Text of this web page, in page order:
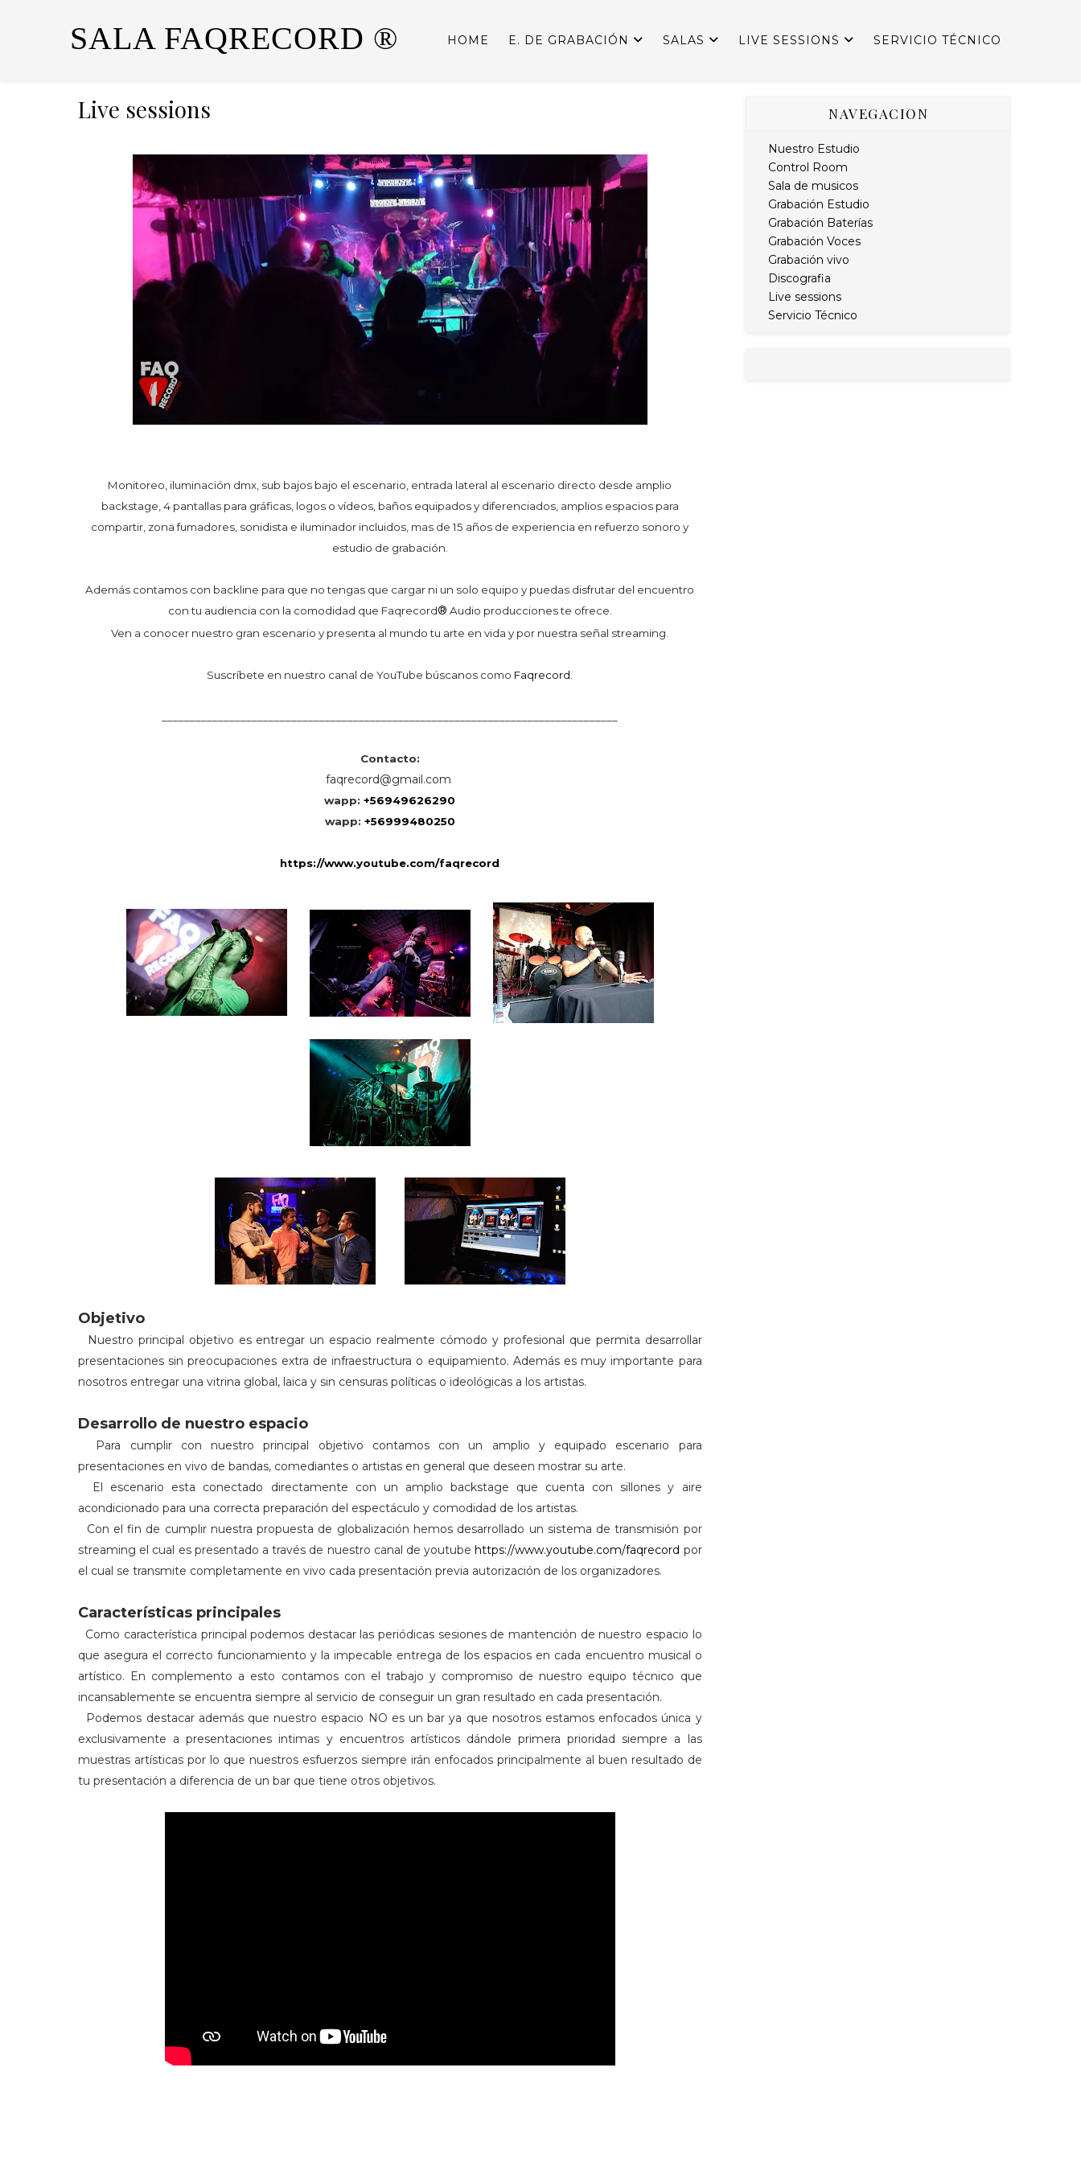
SALA FAQRECORD ® HOME E. DE GRABACIÓN SALAS LIVE SESSIONS SERVICIO TÉCNICO
Live sessions
Monitoreo, iluminación dmx, sub bajos bajo el escenario, entrada lateral al escenario directo desde amplio
backstage, 4 pantallas para gráficas, logos o vídeos, baños equipados y diferenciados, amplios espacios para
compartir, zona fumadores, sonidista e iluminador incluidos, mas de 15 años de experiencia en refuerzo sonoro y
estudio de grabación.
Además contamos con backline para que no tengas que cargar ni un solo equipo y puedas disfrutar del encuentro
con tu audiencia con la comodidad que Faqrecord® Audio producciones te ofrece.
Ven a conocer nuestro gran escenario y presenta al mundo tu arte en vida y por nuestra señal streaming.
Suscríbete en nuestro canal de YouTube búscanos como Faqrecord.
Contacto:
faqrecord@gmail.com
wapp:+56949626290
wapp: +56999480250
https://www.youtube.com/faqrecord
Objetivo
Nuestro principal objetivo es entregar un espacio realmente cómodo y profesional que permita desarrollar
presentaciones sin preocupaciones extra de infraestructura o equipamiento. Además es muy importante para
nosotros entregar una vitrina global, laica y sin censuras políticas o ideológicas a los artistas.
Desarrollo de nuestro espacio
Para cumplir con nuestro principal objetivo contamos con un amplio y equipado escenario para
presentaciones en vivo de bandas, comediantes o artistas en general que deseen mostrar su arte.
El escenario esta conectado directamente con un amplio backstage que cuenta con sillones y aire
acondicionado para una correcta preparación del espectáculo y comodidad de los artistas.
Con el fin de cumplir nuestra propuesta de globalización hemos desarrollado un sistema de transmisión por
streaming el cual es presentado a través de nuestro canal de youtubehttps://www.youtube.com/faqrecord por
el cual se transmite completamente en vivo cada presentación previa autorización de los organizadores.
Características principales
Como característica principal podemos destacar las periódicas sesiones de mantención de nuestro espacio lo
que asegura el correcto funcionamiento y la impecable entrega de los espacios en cada encuentro musical o
artístico. En complemento a esto contamos con el trabajo y compromiso de nuestro equipo técnico que
incansablemente se encuentra siempre al servicio de conseguir un gran resultado en cada presentación.
Podemos destacar además que nuestro espacio NO es un bar ya que nosotros estamos enfocados única y
exclusivamente a presentaciones intimas y encuentros artísticos dándole primera prioridad siempre a las
muestras artísticas por lo que nuestros esfuerzos siempre irán enfocados principalmente al buen resultado de
tu presentación a diferencia de un bar que tiene otros objetivos.
NAVEGACION
Nuestro Estudio
Control Room
Sala de musicos
Grabación Estudio
Grabación Baterías
Grabación Voces
Grabación vivo
Discografia
Live sessions
Servicio Técnico